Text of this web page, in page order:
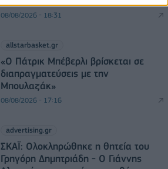
08/08/2026 - 18:31
allstarbasket.gr
«Ο Πάτρικ Μπέβερλι βρίσκεται σε
διαπραγματεύσεις με την
Μπουλαζάκ»
08/08/2026 - 17:16
advertising.gr
ΣΚΑΪ: Ολοκληρώθηκε η θητεία του
Γρηγόρη Δημητριάδη - Ο Γιάννης